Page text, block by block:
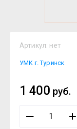
Артикул: нет
УМК г. Туринск
1 400 руб.